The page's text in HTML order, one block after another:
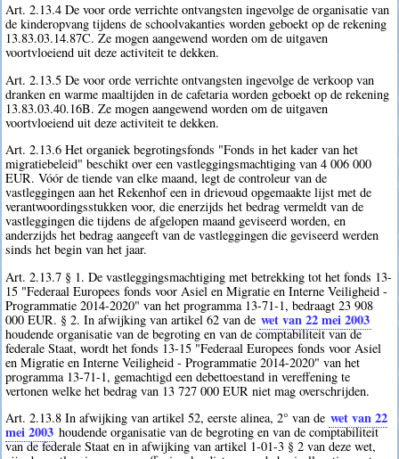
Art. 2.13.4 De voor orde verrichte ontvangsten ingevolge de organisatie van
de kinderopvang tijdens de schoolvakanties worden geboekt op de rekening
13.83.03.14.87C. Ze mogen aangewend worden om de uitgaven
voortvloeiend uit deze activiteit te dekken.
Art. 2.13.5 De voor orde verrichte ontvangsten ingevolge de verkoop van
dranken en warme maaltijden in de cafetaria worden geboekt op de rekening
13.83.03.40.16B. Ze mogen aangewend worden om de uitgaven
voortvloeiend uit deze activiteit te dekken.
Art. 2.13.6 Het organiek begrotingsfonds "Fonds in het kader van het
migratiebeleid" beschikt over een vastleggingsmachtiging van 4 006 000
EUR. Vóór de tiende van elke maand, legt de controleur van de
vastleggingen aan het Rekenhof een in drievoud opgemaakte lijst met de
verantwoordingsstukken voor, die enerzijds het bedrag vermeldt van de
vastleggingen die tijdens de afgelopen maand geviseerd worden, en
anderzijds het bedrag aangeeft van de vastleggingen die geviseerd werden
sinds het begin van het jaar.
Art. 2.13.7 § 1. De vastleggingsmachtiging met betrekking tot het fonds 13-
15 "Federaal Europees fonds voor Asiel en Migratie en Interne Veiligheid -
Programmatie 2014-2020" van het programma 13-71-1, bedraagt 23 908
000 EUR. § 2. In afwijking van artikel 62 van de wet van 22 mei 2003
houdende organisatie van de begroting en van de comptabiliteit van de
federale Staat, wordt het fonds 13-15 "Federaal Europees fonds voor Asiel
en Migratie en Interne Veiligheid - Programmatie 2014-2020" van het
programma 13-71-1, gemachtigd een debettoestand in vereffening te
vertonen welke het bedrag van 13 727 000 EUR niet mag overschrijden.
Art. 2.13.8 In afwijking van artikel 52, eerste alinea, 2° van de wet van 22
mei 2003 houdende organisatie van de begroting en van de comptabiliteit
van de federale Staat en in afwijking van artikel 1-01-3 § 2 van deze wet,